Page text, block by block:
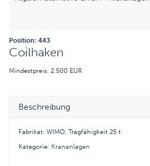
Position: 443
Coilhaken
Mindestpreis: 2.500 EUR
Beschreibung
Fabrikat: WIMO, Tragfähigkeit 25 t
Kategorie: Krananlagen